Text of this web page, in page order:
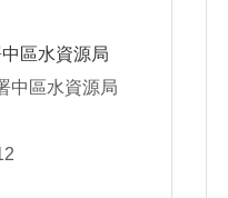
區水資源局
中區水資源局